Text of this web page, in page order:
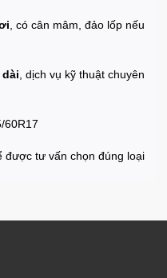
, có cân mâm, đảo lốp nếu
, dịch vụ kỹ thuật chuyên
60R17
được tư vấn chọn đúng loại